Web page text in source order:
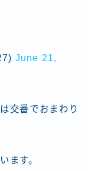
June 21,
交番でおまわり
ます。